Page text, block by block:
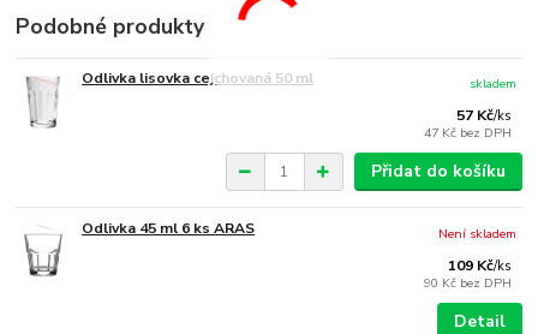
Podobné produkty
Odlivka lisovka cejchovaná 50 ml
57 Kč/ks
47 Kč bez DPH
skladem
Přidat do košíku
Odlivka 45 ml 6 ks ARAS
109 Kč/ks
90 Kč bez DPH
Není skladem
Detail